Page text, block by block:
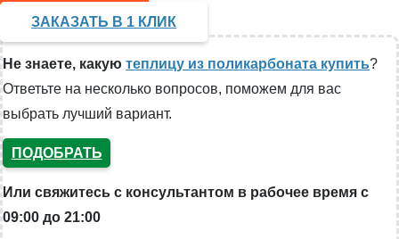
ЗАКАЗАТЬ В 1 КЛИК
Не знаете, какую теплицу из поликарбоната купить?
Ответьте на несколько вопросов, поможем для вас
выбрать лучший вариант.
ПОДОБРАТЬ
Или свяжитесь с консультантом в рабочее время с
09:00 до 21:00